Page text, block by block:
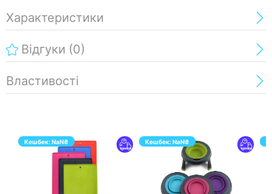
Характеристики
Відгуки (0)
Властивості
Кешбек:NaN₴ Кешбек:NaN₴